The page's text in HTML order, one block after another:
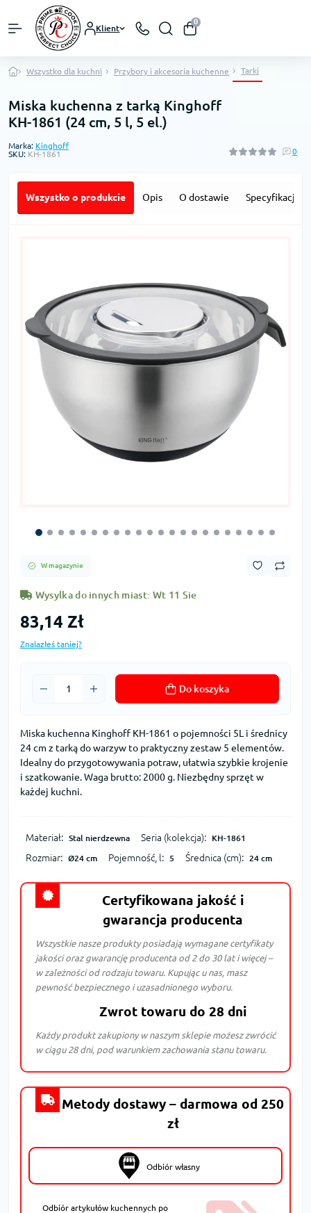
Klient
0
Wszystko dla kuchni Przybory i akcesoria kuchenne Tarki
Miska kuchenna z tarką Kinghoff
KH-1861 (24 cm, 5 l, 5 el.)
Marka: Kinghoff
SKU: KH-1861 0
Wszystko o produkcie Opis O dostawie Specyfikacja
W magazynie
Wysylka do innych miast: Wt 11 Sie
83,14 Zł
Znalazłeś taniej?
Do koszyka
Miska kuchenna Kinghoff KH-1861 o pojemności 5L i średnicy
24 cm z tarką do warzyw to praktyczny zestaw 5 elementów.
Idealny do przygotowywania potraw, ułatwia szybkie krojenie
i szatkowanie. Waga brutto: 2000 g. Niezbędny sprzęt w
każdej kuchni.
Materiał: Stal nierdzewna Seria (kolekcja): KH-1861
Rozmiar: Ø24 cm Pojemność, l: 5 Średnica (cm): 24 cm
Certyfikowana jakość i
gwarancja producenta
Wszystkie nasze produkty posiadają wymagane certyfikaty
jakości oraz gwarancję producenta od 2 do 30 lat i więcej –
w zależności od rodzaju towaru. Kupując u nas, masz
pewność bezpiecznego i uzasadnionego wyboru.
Zwrot towaru do 28 dni
Każdy produkt zakupiony w naszym sklepie możesz zwrócić
w ciągu 28 dni, pod warunkiem zachowania stanu towaru.
Metody dostawy – darmowa od 250
zł
Odbiór własny
Odbiór artykułów kuchennych po